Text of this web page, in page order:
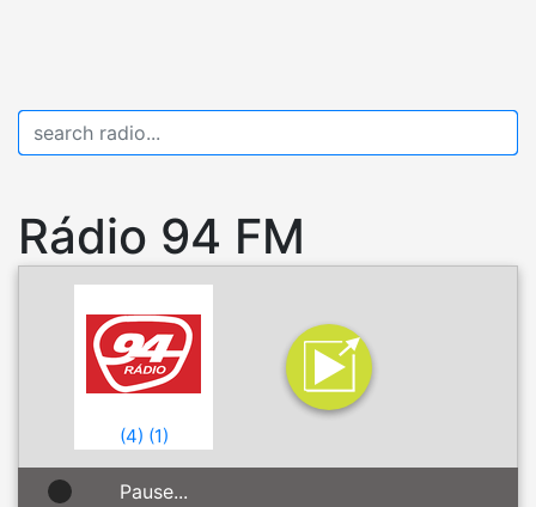
Rádio 94 FM
(4) (1)
Pause...